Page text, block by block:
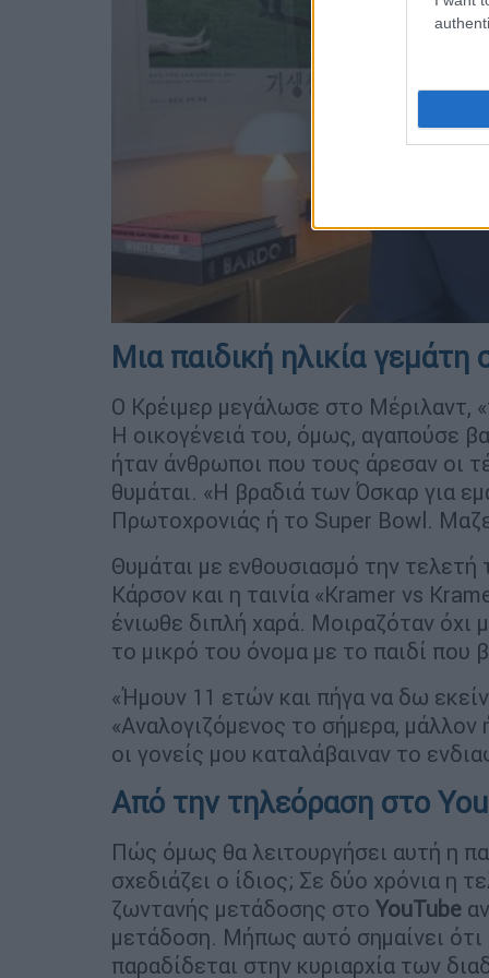
Μια παιδική ηλικία γεμάτη
Ο Κρέιμερ μεγάλωσε στο Μέριλαντ,
Η οικογένειά του, όμως, αγαπούσε
ήταν άνθρωποι που τους άρεσαν οι
θυμάται. «Η βραδιά των Όσκαρ για
Πρωτοχρονιάς ή το Super Bowl.
Θυμάται με ενθουσιασμό την
Κάρσον και η ταινία «Kramer vs
ένιωθε διπλή χαρά. Μοιραζόταν όχι
το μικρό του όνομα με το παιδί που
«Ήμουν 11 ετών και πήγα να δω
«Αναλογιζόμενος το σήμερα, μάλλον
οι γονείς μου καταλάβαιναν το
Από την τηλεόραση στο
Πώς όμως θα λειτουργήσει αυτή η
σχεδιάζει ο ίδιος; Σε δύο χρόνια η
ζωντανής μετάδοσης στο YouTube
μετάδοση. Μήπως αυτό σημαίνει
παραδίδεται στην κυριαρχία των